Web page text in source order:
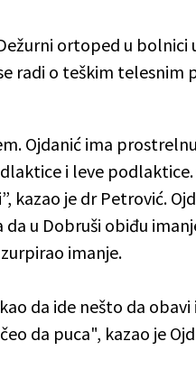
ortoped u bolnici
radi o teškim telesnim
Ojdanić ima
i leve podlaktice.
kazao je dr Petrović.
u Dobruši obiđu
imanje.
da ide nešto da obavi
da puca", kazao je